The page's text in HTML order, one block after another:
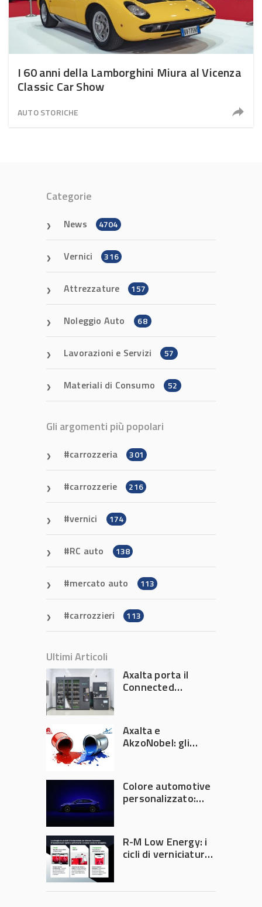
I 60 anni della Lamborghini Miura al Vicenza
Classic Car Show
AUTO STORICHE
Categorie
News 4704
Vernici 316
Attrezzature 157
Noleggio Auto 68
Lavorazioni e Servizi 57
Materiali di Consumo 52
Gli argomenti più popolari
carrozzeria 301
carrozzerie 216
vernici 174
RC auto 138
mercato auto 113
carrozzieri 113
Ultimi Articoli
Axalta porta il
Connected
Automechanika
Frankfurt 2026
Axalta e
AkzoNobel: gli
Colore automotive
personalizzato:
diventa ingegneria
di precisione
R-M Low Energy: i
cicli di verniciatura
tempi e costi in